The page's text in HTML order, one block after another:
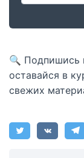
🔍 Подпишись
оставайся в
свежих